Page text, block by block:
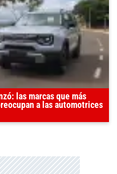
las marcas que más
a las automotrices